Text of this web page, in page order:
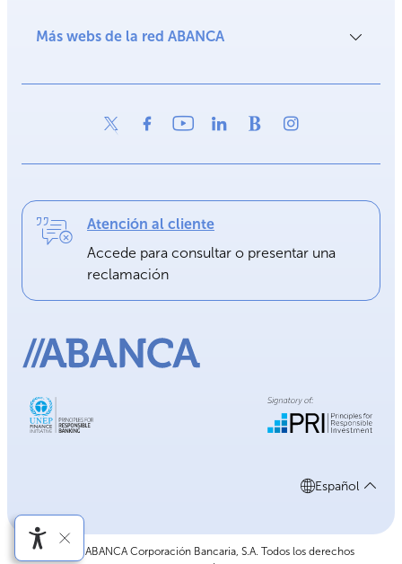
Más webs de la red ABANCA
Atención al cliente
Accede para consultar o presentar una
reclamación
Español
©2026 ABANCA Corporación Bancaria, S.A. Todos los derechos